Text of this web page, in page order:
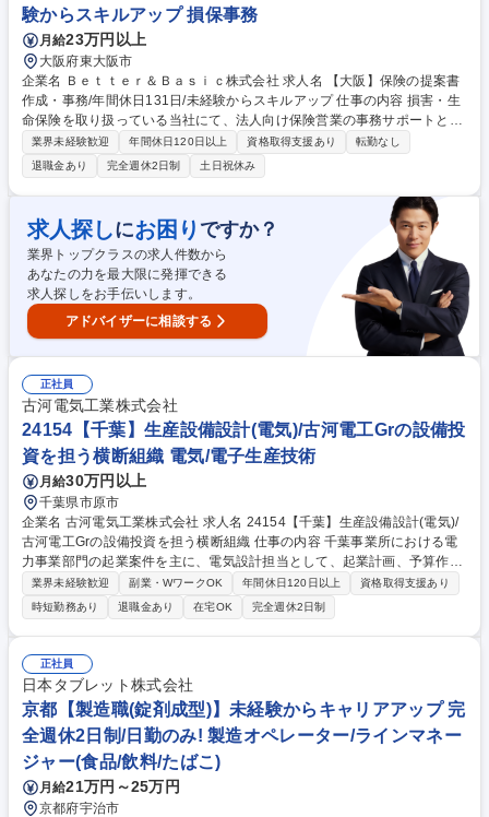
籍準備や指輪や結婚式場もサポート 募集職種 銀座【成婚カウンセラー】
未経験OK★会員様の婚活サポート/業界最大手/年休124
験からスキルアップ 損保事務
月給23万円以上
大阪府東大阪市
企業名 Ｂｅｔｔｅｒ＆Ｂａｓｉｃ株式会社 求人名 【大阪】保険の提案書
作成・事務/年間休日131日/未経験からスキルアップ 仕事の内容 損害・生
命保険を取り扱っている当社にて、法人向け保険営業の事務サポートとし
て、提案資料の作成や保険選定などを担当。営業活動を支える重要なバッ
クオフィス業務を担います。 損害保険・生命保険を扱う営業部門の事務サ
ポートとして、顧客に合わせた保険商品の選定や提案書類の作成を行いま
す。入社後は保険知識がなくても安心して学べる研修とOJT制度が整って
おり、未経験からでも着実に業務を習得可能です。単なる事務作業ではな
く、自ら考え工夫しながら業務に取り組む姿勢が求められます。残業を前
提としない働き方を重視しており、メリハリのある職場環境が整っていま
す。 募集職種 【大阪】保険の提案書作成・事務/年間休日131日/未経験か
らスキルアップ
業界未経験歓迎 年間休日120日以上 資格取得支援あり
転勤なし
退職金あり
完全週休2日制 土日祝休み
求人探しにお困り ですか？
業界トップクラスの求人件数から
あなたの力を最大限に発揮できる
求人探しをお手伝いします。
アドバイザーに相談する
正社員
古河電気工業株式会社
24154【千葉】生産設備設計(電気)/古河電工Grの設備投
資を担う横断組織 電気/電子生産技術
月給30万円以上
千葉県市原市
企業名 古河電気工業株式会社 求人名 24154【千葉】生産設備設計(電気)/
古河電工Grの設備投資を担う横断組織 仕事の内容 千葉事業所における電
力事業部門の起業案件を主に、電気設計担当として、起業計画、予算作
成、設計、製作、設備確認、現場施工、試運転、引渡に関わる一連の業務
をお任せします。 【詳細】■設備投資の起業計画、予算作成、予算申請■
設備設計(PLCのプログラミング)、回路図面製作■設備確認、現場施工、試
運転、引渡に関わる一連の企画統括業務■大型ケーブル製造ライン及び建
屋のレイアウト設計、図面製作 【キャリア】既存設備改造や能力向上など
の投資計画・実行まで携わって頂きます。PLとして新規設備の起業計画、
予算作成、設計、製作、施工、試運転、引渡と一連の業務を計画策定・推
進頂きます。 募集職種 24154【千葉】生産設備設計(電気)/古河電工Grの
設備投資を担う横断組織
業界未経験歓迎 副業・WワークOK 年間休日120日以上
資格取得支援あり
時短勤務あり
退職金あり 在宅OK 完全週休2日制
正社員
日本タブレット株式会社
京都【製造職(錠剤成型)】未経験からキャリアアップ 完
全週休2日制/日勤のみ! 製造オペレーター/ラインマネー
ジャー(食品/飲料/たばこ)
月給21万円～25万円
京都府宇治市